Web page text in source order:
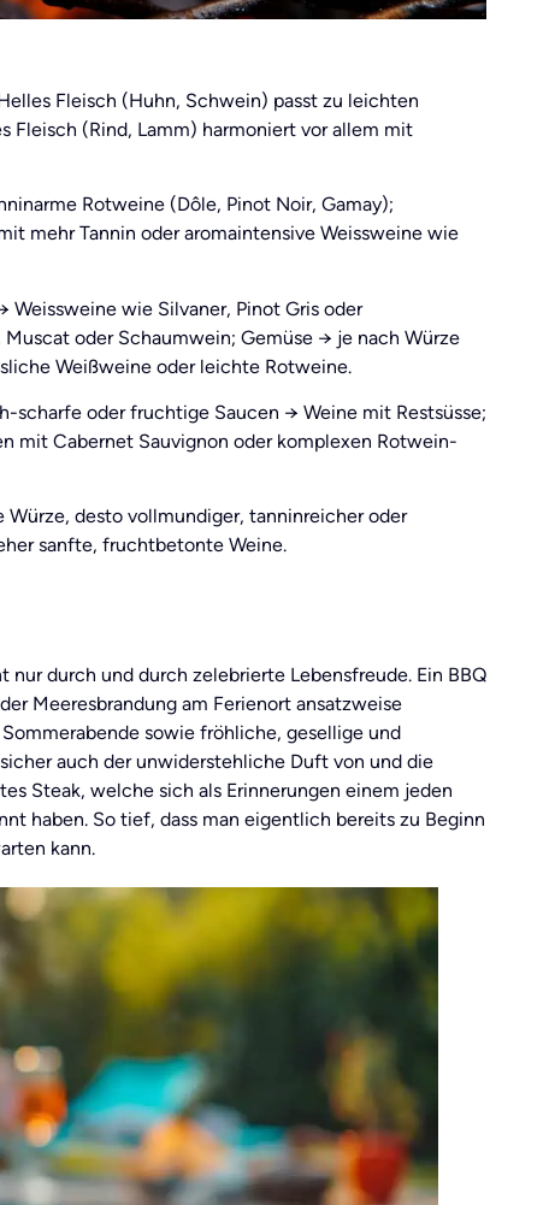
Fleisch (Huhn, Schwein) passt zu leichten
Fleisch (Rind, Lamm) harmoniert vor allem mit
Rotweine (Dôle, Pinot Noir, Gamay);
mehr Tannin oder aromaintensive Weissweine wie
Weissweine wie Silvaner, Pinot Gris oder
oder Schaumwein; Gemüse → je nach Würze
Weißweine oder leichte Rotweine.
scharfe oder fruchtige Saucen → Weine mit Restsüsse;
mit Cabernet Sauvignon oder komplexen Rotwein-
Würze, desto vollmundiger, tanninreicher oder
sanfte, fruchtbetonte Weine.
durch und durch zelebrierte Lebensfreude. Ein BBQ
Meeresbrandung am Ferienort ansatzweise
sowie fröhliche, gesellige und
auch der unwiderstehliche Duft von und die
Steak, welche sich als Erinnerungen einem jeden
haben. So tief, dass man eigentlich bereits zu Beginn
kann.